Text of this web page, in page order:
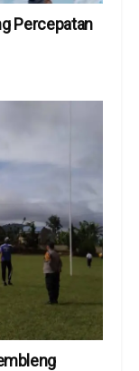
Percepatan